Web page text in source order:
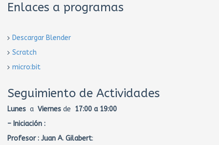
Enlaces a programas
Descargar Blender
Scratch
micro:bit
Seguimiento de Actividades
Lunes a Viernes de 17:00 a 19:00
– Iniciación :
Profesor : Juan A. Gilabert: